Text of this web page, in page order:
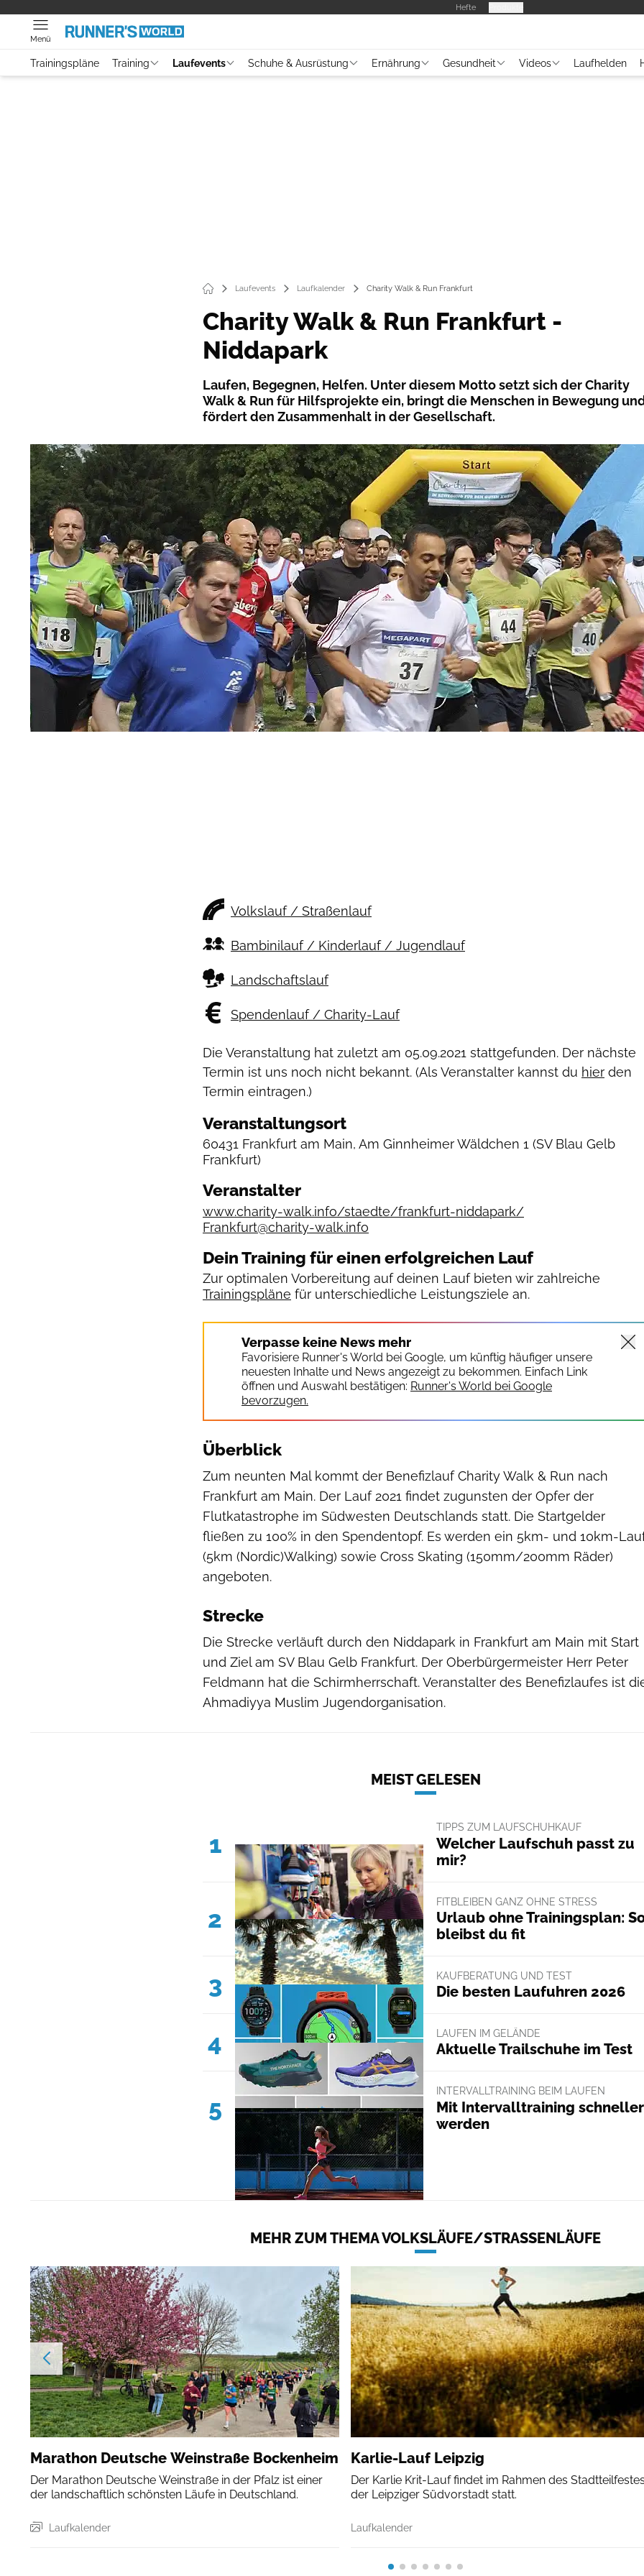
Hefte
Menü
Trainingspläne Training Laufevents Schuhe & Ausrüstung Ernährung Gesundheit Videos Laufhelden
Laufevents Laufkalender Charity Walk & Run Frankfurt
Charity Walk & Run Frankfurt -
Niddapark
Laufen, Begegnen, Helfen. Unter diesem Motto setzt sich der Charity
Walk & Run für Hilfsprojekte ein, bringt die Menschen in Bewegung
fördert den Zusammenhalt in der Gesellschaft.
Volkslauf / Straßenlauf
Bambinilauf / Kinderlauf / Jugendlauf
Landschaftslauf
Spendenlauf / Charity-Lauf
Die Veranstaltung hat zuletzt am 05.09.2021 stattgefunden. Der nächste
Termin ist uns noch nicht bekannt. (Als Veranstalter kannst du hier den
Termin eintragen.)
Veranstaltungsort
60431 Frankfurt am Main, Am Ginnheimer Wäldchen 1 (SV Blau Gelb
Frankfurt)
Veranstalter
www.charity-walk.info/staedte/frankfurt-niddapark/
Frankfurt@charity-walk.info
Dein Training für einen erfolgreichen Lauf
Zur optimalen Vorbereitung auf deinen Lauf bieten wir zahlreiche
Trainingspläne für unterschiedliche Leistungsziele an.
Verpasse keine News mehr
Favorisiere Runner's World bei Google, um künftig häufiger unsere
neuesten Inhalte und News angezeigt zu bekommen. Einfach Link
öffnen und Auswahl bestätigen: Runner's World bei Google
bevorzugen.
Überblick
Zum neunten Mal kommt der Benefizlauf Charity Walk & Run nach
Frankfurt am Main. Der Lauf 2021 findet zugunsten der Opfer der
Flutkatastrophe im Südwesten Deutschlands statt. Die Startgelder
fließen zu 100% in den Spendentopf. Es werden ein 5km- und 10km-
(5km (Nordic)Walking) sowie Cross Skating (150mm/200mm Räder)
angeboten.
Strecke
Die Strecke verläuft durch den Niddapark in Frankfurt am Main mit Start
und Ziel am SV Blau Gelb Frankfurt. Der Oberbürgermeister Herr Peter
Feldmann hat die Schirmherrschaft. Veranstalter des Benefizlaufes ist
Ahmadiyya Muslim Jugendorganisation.
MEIST GELESEN
1
TIPPS ZUM LAUFSCHUHKAUF
Welcher Laufschuh passt zu
mir?
2
FITBLEIBEN GANZ OHNE STRESS
Urlaub ohne Trainingsplan:
bleibst du fit
3 KAUFBERATUNG UND TEST
Die besten Laufuhren 2026
4 LAUFEN IM GELÄNDE
Aktuelle Trailschuhe im Test
5
INTERVALLTRAINING BEIM LAUFEN
Mit Intervalltraining schneller
werden
MEHR ZUM THEMA VOLKSLÄUFE/STRASSENLÄUFE
Marathon Deutsche Weinstraße Bockenheim
Der Marathon Deutsche Weinstraße in der Pfalz ist einer
der landschaftlich schönsten Läufe in Deutschland.
Laufkalender
Karlie-Lauf Leipzig
Der Karlie Krit-Lauf findet im Rahmen des
der Leipziger Südvorstadt statt.
Laufkalender